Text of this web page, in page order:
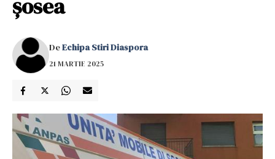
șosea
DeEchipa Stiri Diaspora
21 MARTIE 2025